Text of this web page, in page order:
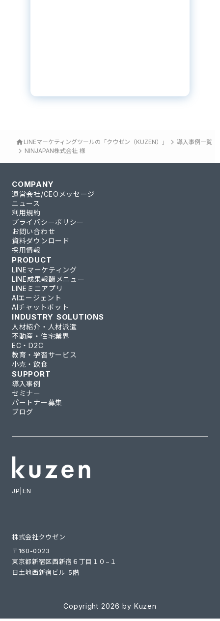
home LINEマーケティングツールの「クウゼン（KUZEN）」 keyboard_arrow_right 導入事例一覧
keyboard_arrow_right NINJAPAN株式会社 様
JP EN
株式会社クウゼン
〒160-0023
東京都新宿区西新宿６丁目１０−１
日土地西新宿ビル 5階
COMPANY
運営会社/CEOメッセージ
ニュース
利用規約
プライバシーポリシー
お問い合わせ
資料ダウンロード
採用情報
PRODUCT
LINEマーケティング
LINE成果報酬メニュー
LINEミニアプリ
AIエージェント
AIチャットボット
INDUSTRY SOLUTIONS
人材紹介・人材派遣
不動産・住宅業界
EC・D2C
教育・学習サービス
小売・飲食
SUPPORT
導入事例
セミナー
パートナー募集
ブログ
Copyright 2026 by Kuzen